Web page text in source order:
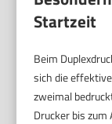
Startzeit
Beim
sich die
zweimal
Drucker bis